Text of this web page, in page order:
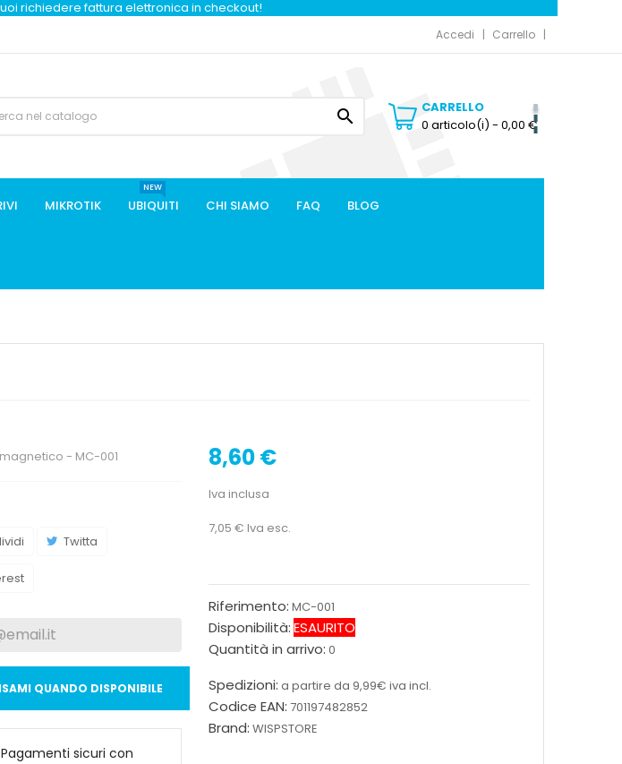
richiedere fattura elettronica in checkout!
Accedi Carrello

CARRELLO
0 articolo(i) - 0,00 €
MIKROTIK UBIQUITI
NEW
CHI SIAMO FAQ BLOG
8,60 €
Iva inclusa
7,05 € Iva esc.
Riferimento: MC-001
Disponibilità:ESAURITO
Quantità in arrivo: 0
Spedizioni: a partire da 9,99€ iva incl.
Codice EAN: 701197482852
Brand: WISPSTORE
- MC-001
Twitta
QUANDO DISPONIBILE
Pagamenti sicuri con